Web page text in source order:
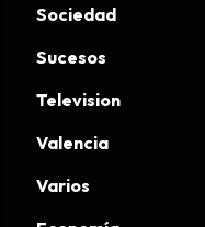
Sociedad
Sucesos
Television
Valencia
Varios